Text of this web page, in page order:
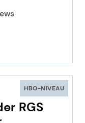
HBO-NIVEAU
RGS